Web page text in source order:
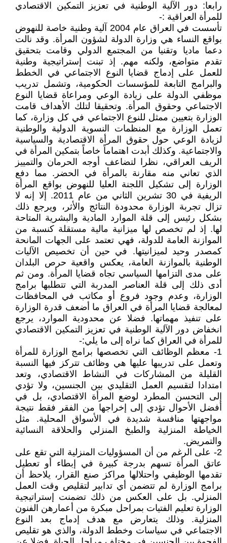
رابعا: دور الآلية الوطنية في تعزيز التمكين الاقتصادي
للمرأة العراقية :-
تأسست في العراق عام 2004 آلية وطنية خاصة للنهوض
بواقع النساء هي وزارة الدولة لشؤون المرأة. وقد نالت
دعما ماديا وتقنيا من المجتمع الدولي وقامت بتحقيق
تقدم متواضع، ولكنه مهم. إذ تبنت إستراتيجية وطنية
للعمل على إدماج قضايا النوع الاجتماعي في الخطط
والبرامج التابعة للمؤسسات الحكومية، وتشمل تدريب
موظفي الدولة على زيادة الوعي ومراعاة قضايا النوع
الاجتماعي وحقوق المرأة. وتحقيقا لتلك الأهداف قامت
الوزارة بتعيين ممثل للنوع الاجتماعي في كل وزارة، كما
تعمل الوزارة مع المنظمات النسوية الدولية والوطنية
لزيادة الوعي حول حقوق المرأة الاقتصادية والسياسية
والاجتماعية. وكذلك أبدت اهتماماً خاصاً بتمكين المرأة في
الريف العراقي، نظرا لتضاعف أوجه الحرمان والتمييز
الذي تعاني منه مقارنة بالمرأة في الحضر. مما دفع
الوزارة إلى تشكيل اللجنة العليا للنهوض بواقع المرأة
الريفية في 30 تشرين الثاني من عام 2011. إلا إنه لا
تزال تجربة الوزارة محدودة النتائج والأثر، ويرجع ذلك
بشكل رئيس إلى قلة الموارد المادية والبشرية المتاحة
لها. إذ لم تخصص لها ميزانية مالية مستقلة كنسبة من
الموازنة العامة للدولة، فهي تعتمد على الجهات المانحة
كمصدر وحيد لميزانيتها. في حين أن تخصيص الآليات
الوطنية بالموازنة العامة، يعكس واقعية حرص البلدان
على مدى التزامها السياسي تجاه قضايا المرأة. ومن ثم
أدى ذلك إلى قلة العناصر المدربة التي تتطلبها برامج
الوزارة، وعدم وجود فروع أو مكاتب في المحافظات
لمعالجة قضايا المرأة في العراق ما أضعف قدرة الوزارة
على تنفيذ مهماتها. فضلا عن محدودية الموارد، يرجع
انخفاض دور الآلية الوطنية في تعزيز التمكين الاقتصادي
للمرأة في العراق كما نراه إلى ما يلي:-
1- معظم الوظائف التي تخصصها برامج الوزارة للمرأة
وتعمل على تدريبها عليها هي وظائف تتركز فيها النسبة
القليلة من المشاركات في النشاط الاقتصادي، وتعد
امتدادا لتقسيم العمل التقليدي بين الجنسين، ولا تؤدي
إلى التحسن المطرد لوضع المرأة الاقتصادي، بل في
أفضل الأحوال تؤدي إلى إخراجها من الفقر فقط نتيجة
مواجهتها منافسة شديدة في الأسواق المحلية. مثل
الخياطة المنزلية والطبخ المنزلي والحلاقة النسائية
والتمريض.
2- على الرغم من أن المسؤوليات المنزلية التي تقع على
عاتق المرأة تسهم بدرجة كبيرة في إبطاء أو تعطيل
تقدمها الوظيفي واحتلالها مراكز صنع القرار، يلاحظ أن
برامج الوزارة لم تتضمن أي تدابير لتقليص وقت العمل
المنزلي. بل على العكس من ذلك تضمنت إستراتيجية
الوزارة تعليم الفتيات بمراحل مبكرة من أعمارهن الفنون
المنزلية. وذلك يتعارض مع هدف إدماج بعد النوع
الاجتماعي في سياسات وخطط الدولة، والذي هو تقليص